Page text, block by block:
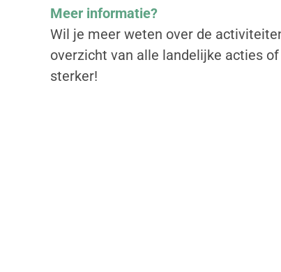
Meer informatie?
Wil je meer weten over de
overzicht van alle landelijke acties
sterker!